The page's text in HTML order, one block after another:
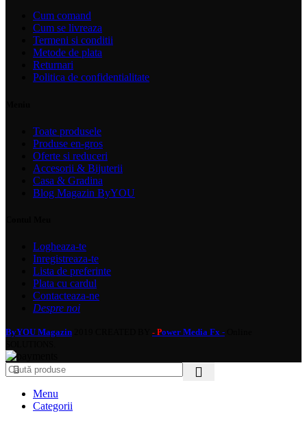
Cum comand
Cum se livreaza
Termeni si conditii
Metode de plata
Returnari
Politica de confidentialitate
Toate produsele
Produse en-gros
Oferte si reduceri
Accesorii & Bijuterii
Casa & Gradina
Blog Magazin ByYOU
Logheaza-te
Inregistreaza-te
Lista de preferinte
Plata cu cardul
Contacteaza-ne
Despre noi
ByYOU Magazin - Power Media Fx -
Menu
Categorii